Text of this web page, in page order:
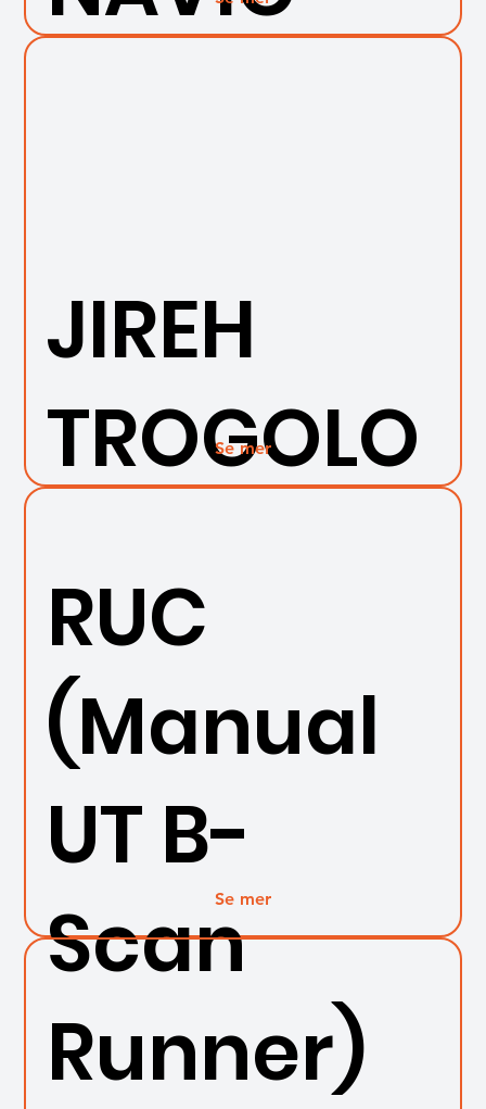
JIREH
TROGOLO
Se mer
RUC
(Manual
UT B-
Scan
Runner)
Se mer